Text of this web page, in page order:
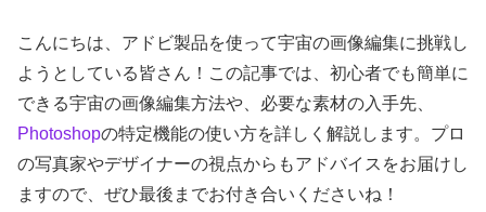
こんにちは、アドビ製品を使って宇宙の画像編集に挑戦し
ようとしている皆さん！この記事では、初心者でも簡単に
できる宇宙の画像編集方法や、必要な素材の入手先、
Photoshopの特定機能の使い方を詳しく解説します。プロ
の写真家やデザイナーの視点からもアドバイスをお届けし
ますので、ぜひ最後までお付き合いくださいね！